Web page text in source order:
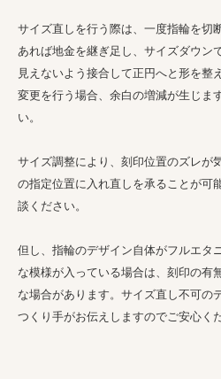
サイズ直しを行う際は、一度指輪を切
あれば地金を継ぎ足し、サイズダウン
見えないよう接合して正円へと形を整
変更を行う場合、余白の増減が生じま
い。
サイズ調整により、刻印位置のズレが
の指定位置に入れ直しを承ることが可
談ください。
但し、指輪のデザイン自体がフルエタ
な模様が入っている場合は、刻印の有
な場合があります。サイズ直し不可の
つくり手がお伝えしますのでご安心く